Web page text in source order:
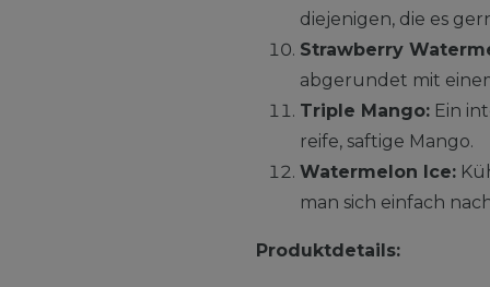
diejenigen, die es
Strawberry
abgerundet mit
Triple Mango: Ein
reife, saftige Mango.
Watermelon Ice:
man sich einfach
Produktdetails: